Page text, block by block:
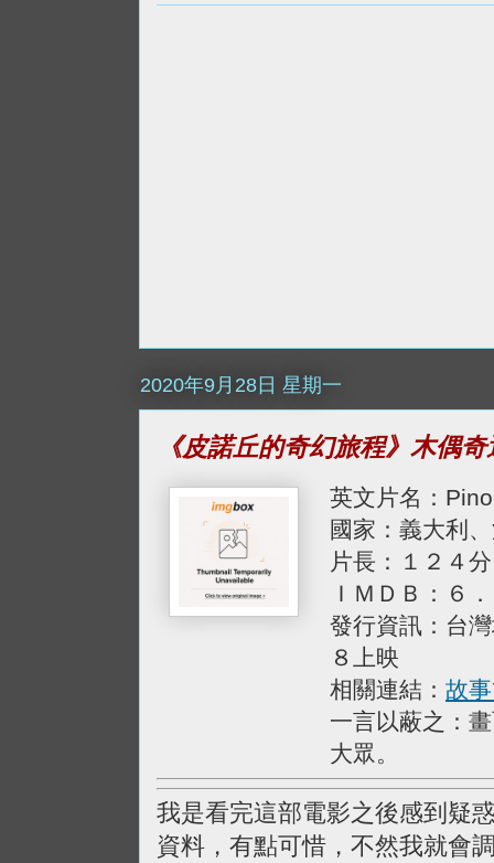
2020年9月28日 星期一
《皮諾丘的奇幻旅程》木偶
英文片名：
國家：義大利
片長：１２４
ＩＭＤＢ：６
發行資訊：台
８上映
相關連結： 故
一言以蔽之：
大眾。
我是看完這部電影之後感到疑
資料，有點可惜，不然我就會